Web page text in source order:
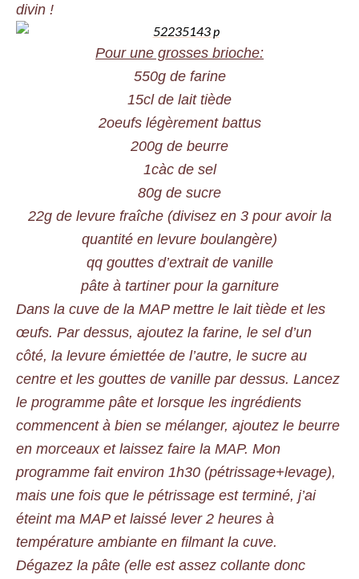
divin !
Pour une grosses brioche:
550g de farine
15cl de lait tiède
2oeufs légèrement battus
200g de beurre
1càc de sel
80g de sucre
22g de levure fraîche (divisez en 3 pour avoir la
quantité en levure boulangère)
qq gouttes d’extrait de vanille
pâte à tartiner pour la garniture
Dans la cuve de la MAP mettre le lait tiède et les
œufs. Par dessus, ajoutez la farine, le sel d’un
côté, la levure émiettée de l’autre, le sucre au
centre et les gouttes de vanille par dessus. Lancez
le programme pâte et lorsque les ingrédients
commencent à bien se mélanger, ajoutez le beurre
en morceaux et laissez faire la MAP. Mon
programme fait environ 1h30 (pétrissage+levage),
mais une fois que le pétrissage est terminé, j’ai
éteint ma MAP et laissé lever 2 heures à
température ambiante en filmant la cuve.
Dégazez la pâte (elle est assez collante donc